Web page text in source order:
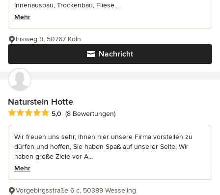
Innenausbau, Trockenbau, Fliese...
Mehr
Nachricht
Irisweg 9, 50767 Köln
Naturstein Hotte
Durchschnittliche Bewertung: 5 von 5 Sternen
5,0 (8 Bewertungen)
Wir freuen uns sehr, Ihnen hier unsere Firma vorstellen zu
dürfen und hoffen, Sie haben Spaß auf unserer Seite. Wir
haben große Ziele vor A...
Mehr
Vorgebirgsstraße 6 c, 50389 Wesseling